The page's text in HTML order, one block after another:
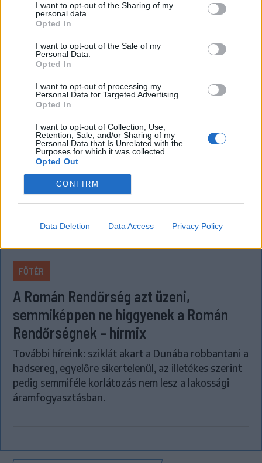
I want to opt-out of the Sharing of my
personal data.
Opted In
I want to opt-out of the Sale of my
Personal Data.
Opted In
I want to opt-out of processing my
Personal Data for Targeted Advertising.
Opted In
I want to opt-out of Collection, Use,
Retention, Sale, and/or Sharing of my
Personal Data that Is Unrelated with the
Purposes for which it was collected.
Opted Out
CONFIRM
Data Deletion Data Access Privacy Policy
Sok román állampolgár még mindig az 1997-es
mintára kiállított személyi igazolványt használja,
azonban ezt fokozatosan kivonják a forgalomból,
amint az új elektronikus és egyszerű személyi
igazolványok országszerte elérhetővé válnak.
FŐTÉR
A Román Rendőrség azt üzeni,
semmiképpen ne higgyenek a Román
Rendőrségnek – hírmix
További híreink: sziklát akart a Dunába robbantani a
hadsereg, egyelőre sikertelenül, az illetékes szerint
pedig semmiféle korlátozás nem lesz a lakossági
áramfogyasztásban.